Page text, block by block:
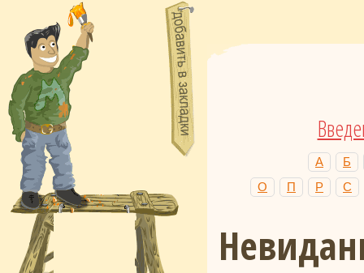
А
Б
О
П Р С